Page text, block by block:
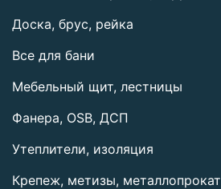
Доска, брус, рейка
Все для бани
Мебельный щит, лестницы
Фанера, OSB, ДСП
Утеплители, изоляция
Крепеж, метизы, металлопрокат